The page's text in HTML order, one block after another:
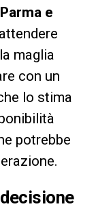
e
maglia
con un
lo stima
potrebbe